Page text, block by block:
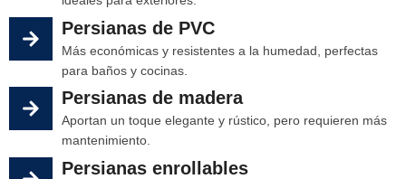
Persianas de PVC
Más económicas y resistentes a la humedad, perfectas
para baños y cocinas.
Persianas de madera
Aportan un toque elegante y rústico, pero requieren más
mantenimiento.
Persianas enrollables